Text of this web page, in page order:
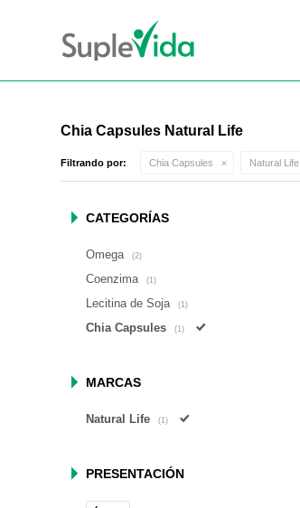
Chia Capsules Natural Life
Filtrando por: Chia Capsules Natural Life
CATEGORÍAS
Omega (2)
Coenzima (1)
Lecitina de Soja (1)
Chia Capsules (1)
MARCAS
Natural Life (1)
PRESENTACIÓN